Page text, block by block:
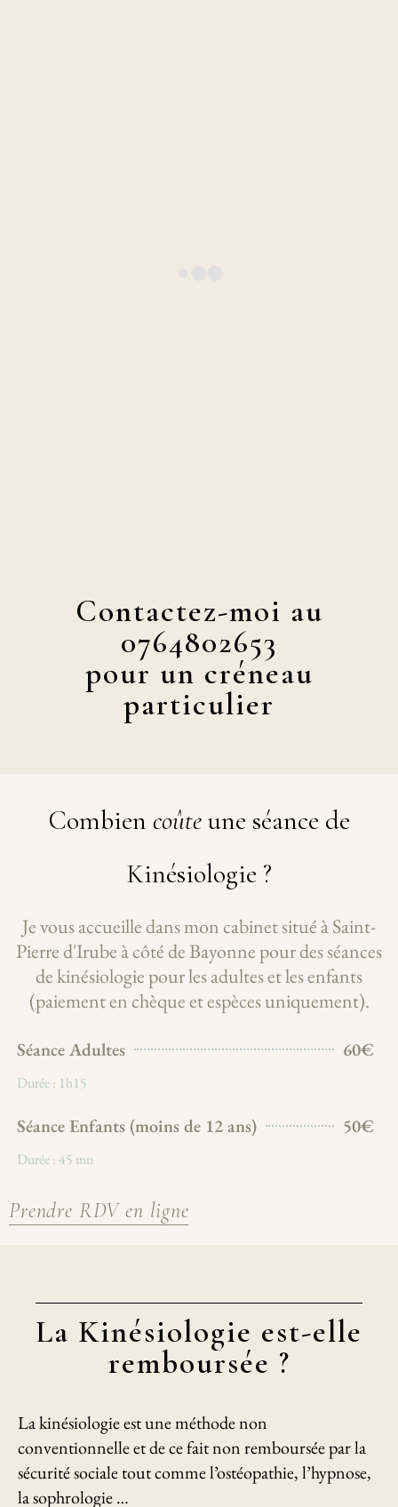
Contactez-moi au
0764802653
pour un créneau
particulier
Combien coûteune séance de
Kinésiologie ?
Je vous accueille dans mon cabinet situé à Saint-
Pierre d'Irube à côté de Bayonne pour des séances
de kinésiologie pour les adultes et les enfants
(paiement en chèque et espèces uniquement).
Séance Adultes 60€
Durée : 1h15
Séance Enfants (moins de 12 ans) 50€
Durée : 45 mn
Prendre RDV en ligne
La Kinésiologie est-elle
remboursée ?
La kinésiologie est une méthode non
conventionnelle et de ce fait non remboursée par la
sécurité sociale tout comme l’ostéopathie, l’hypnose,
la sophrologie …